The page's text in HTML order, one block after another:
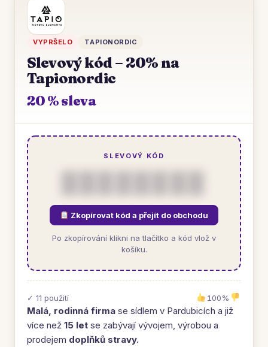
VYPRŠELO TAPIONORDIC
Slevový kód – 20% na
Tapionordic
20 % sleva
SLEVOVÝ KÓD
Zkopírovat kód a přejít do obchodu
Po zkopírování klikni na tlačítko a kód vlož v
košíku.
✓ 11 použití 100%
Malá, rodinná firma se sídlem v Pardubicích a již
více než 15 let se zabývají vývojem, výrobou a
prodejem doplňků stravy.